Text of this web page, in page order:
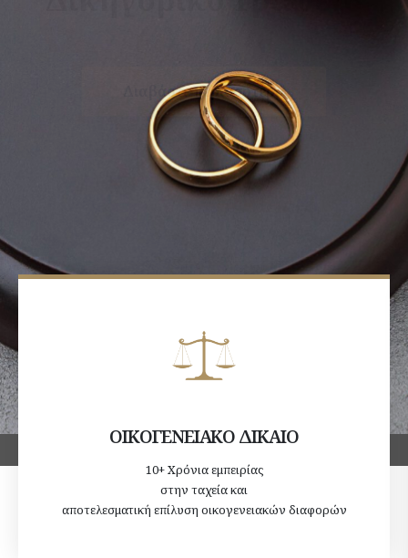
γραφείο μας.
ΟΙΚΟΓΕΝΕΙΑΚΟ ΔΙΚΑΙΟ
10+ Χρόνια εμπειρίας
στην ταχεία και
αποτελεσματική επίλυση οικογενειακών διαφορών